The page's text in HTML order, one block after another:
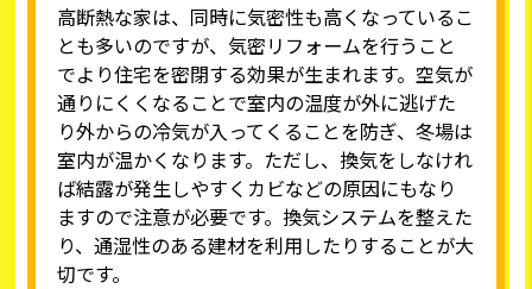
高断熱な家は、同時に気密性も高くなっているこ
とも多いのですが、気密リフォームを行うこと
でより住宅を密閉する効果が生まれます。空気が
通りにくくなることで室内の温度が外に逃げた
り外からの冷気が入ってくることを防ぎ、冬場は
室内が温かくなります。ただし、換気をしなけれ
ば結露が発生しやすくカビなどの原因にもなり
ますので注意が必要です。換気システムを整えた
り、通湿性のある建材を利用したりすることが大
切です。